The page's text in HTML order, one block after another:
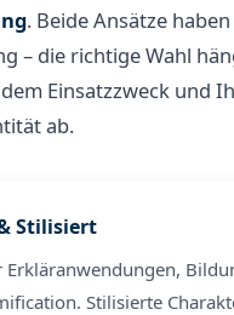
. Beide Ansätze
– die richtige Wahl
Einsatzzweck und
ab.
Stilisiert
Erkläranwendungen,
Stilisierte